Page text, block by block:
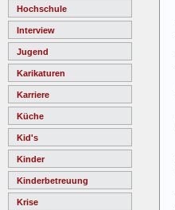
Hochschule
Interview
Jugend
Karikaturen
Karriere
Küche
Kid's
Kinder
Kinderbetreuung
Krise